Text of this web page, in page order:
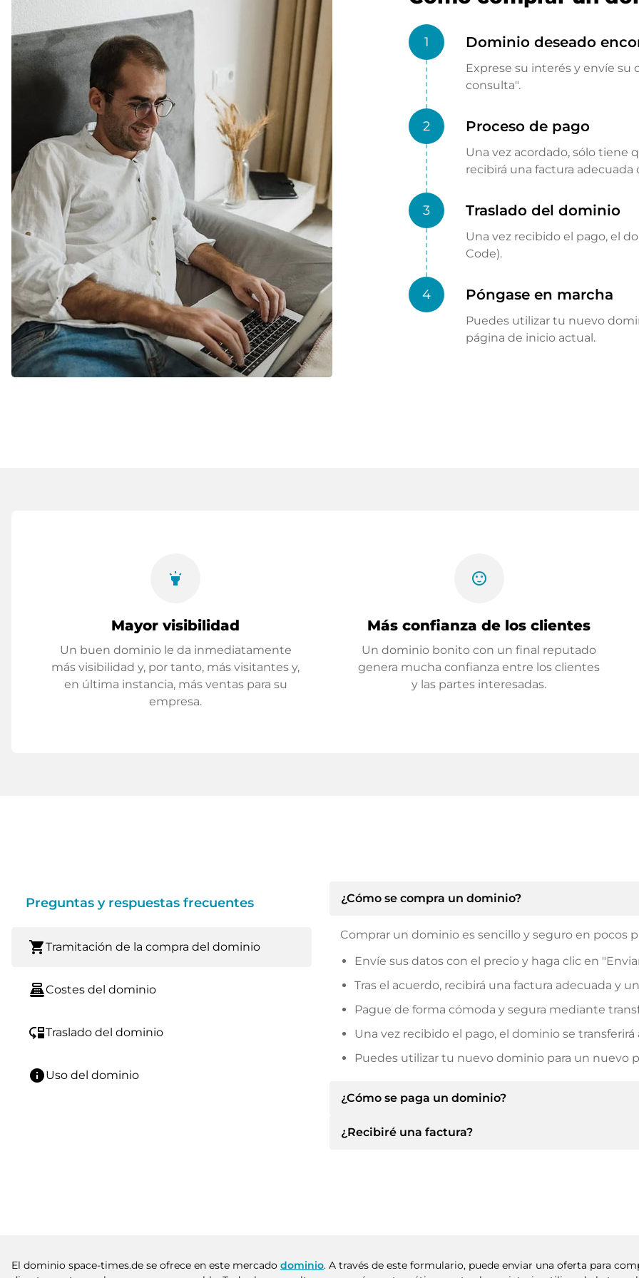
1 Dominio deseado
Exprese su interés y envíe
consulta".
2 Proceso de pago
Una vez acordado, sólo tiene
recibirá una factura
3 Traslado del dominio
Una vez recibido el pago, el
Code).
4 Póngase en marcha
Puedes utilizar tu nuevo
página de inicio actual.
highlight
Mayor visibilidad
Un buen dominio le da inmediatamente
más visibilidad y, por tanto, más visitantes y,
en última instancia, más ventas para su
empresa.
sentiment_satisfied
Más confianza de los clientes
Un dominio bonito con un final reputado
genera mucha confianza entre los clientes
y las partes interesadas.
Preguntas y respuestas frecuentes
shopping_cartTramitación de la compra del dominio
point_of_saleCostes del dominio
move_downTraslado del dominio
infoUso del dominio
¿Cómo se compra un dominio?
Comprar un dominio es sencillo y seguro en pocos
Envíe sus datos con el precio y haga clic en
Tras el acuerdo, recibirá una factura adecuada y
Pague de forma cómoda y segura mediante
Una vez recibido el pago, el dominio se
Puedes utilizar tu nuevo dominio para un nuevo
¿Cómo se paga un dominio?
Tras llegar a un acuerdo, el propietario le informará
¿Recibiré una factura?
El dominio space-times.de se ofrece en este mercado dominio. A través de este formulario, puede enviar una oferta para